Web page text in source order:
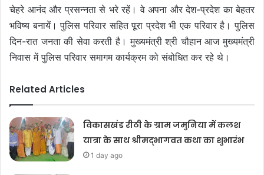
चेहरे आनंद और प्रसन्नता से भरे रहें। वे अपना और देश-प्रदेश का बेहतर
भविष्य बनायें। पुलिस परिवार सहित पूरा प्रदेश भी एक परिवार है। पुलिस
दिन-रात जनता की सेवा करती है। मुख्यमंत्री श्री चौहान आज मुख्यमंत्री
निवास में पुलिस परिवार समागम कार्यक्रम को संबोधित कर रहे थे।
Related Articles
विकासखंड रीठी के ग्राम जमुनिया में कलश
यात्रा के साथ श्रीमद्भागवत कथा का शुभारंभ
1 day ago